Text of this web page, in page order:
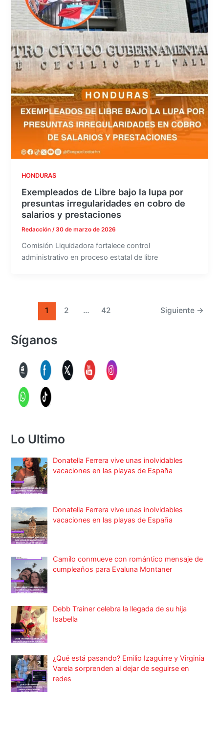
HONDURAS
Exempleados de Libre bajo la lupa por
presuntas irregularidades en cobro de
salarios y prestaciones
Redacción/ 30 de marzo de 2026
Comisión Liquidadora fortalece control
administrativo en proceso estatal de libre
1 2 … 42 Siguiente →
Síganos
Lo Ultimo
Donatella Ferrera vive unas inolvidables
vacaciones en las playas de España
Donatella Ferrera vive unas inolvidables
vacaciones en las playas de España
Camilo conmueve con romántico mensaje de
cumpleaños para Evaluna Montaner
Debb Trainer celebra la llegada de su hija
Isabella
¿Qué está pasando? Emilio Izaguirre y Virginia
Varela sorprenden al dejar de seguirse en
redes